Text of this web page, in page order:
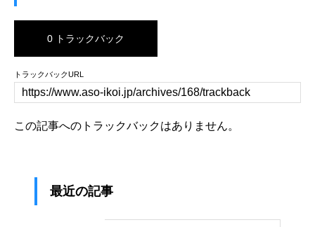
0 トラックバック
トラックバックURL
この記事へのトラックバックはありません。
最近の記事